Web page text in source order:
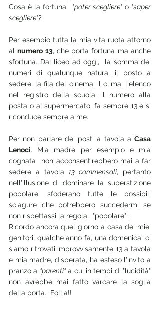
Cosa è la fortuna:  "poter scegliere" o "saper
scegliere"?
Per esempio tutta la mia vita ruota attorno
al numero 13, che porta fortuna ma anche
sfortuna. Dal liceo ad oggi,  la somma dei
numeri di qualunque natura, il posto a
sedere, la fila del cinema, il clima, l'elenco
nel registro della scuola, il numero alla
posta o al supermercato, fa sempre 13 e si
riconduce sempre a me.
Per non parlare dei posti a tavola a Casa
Lenoci. Mia madre per esempio e mia
cognata  non acconsentirebbero mai a far
sedere a tavola 13 commensali, pertanto
nell'illusione di dominare la superstizione
popolare, sfoderano tutte le possibili
sciagure che potrebbero succedermi se
non rispettassi la regola,  "popolare" .
Ricordo ancora quel giorno a casa dei miei
genitori, qualche anno fa, una domenica, ci
siamo ritrovati improvvisamente 13 a tavola
e mia madre, disperata, ha esteso l'invito a
pranzo a "parenti" a cui in tempi di "lucidità"
non avrebbe mai fatto varcare la soglia
della porta.  Follia!!